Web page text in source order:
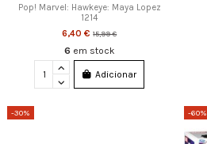
Pop! Marvel: Hawkeye: Maya Lopez
1214
6,40 €15,99 €
6 em stock
Adicionar
-30% -60%